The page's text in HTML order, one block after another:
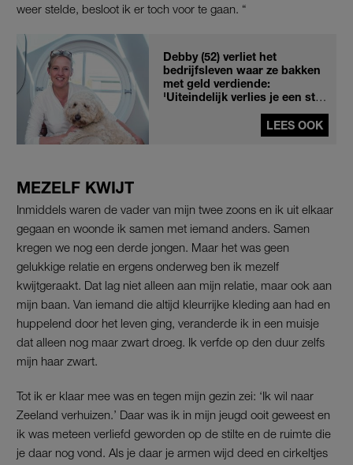
weer stelde, besloot ik er toch voor te gaan. “
Debby (52) verliet het
bedrijfsleven waar ze bakken
met geld verdiende:
'Uiteindelijk verlies je een stuk
LEES OOK
MEZELF KWIJT
Inmiddels waren de vader van mijn twee zoons en ik uit elkaar
gegaan en woonde ik samen met iemand anders. Samen
kregen we nog een derde jongen. Maar het was geen
gelukkige relatie en ergens onderweg ben ik mezelf
kwijtgeraakt. Dat lag niet alleen aan mijn relatie, maar ook aan
mijn baan. Van iemand die altijd kleurrijke kleding aan had en
huppelend door het leven ging, veranderde ik in een muisje
dat alleen nog maar zwart droeg. Ik verfde op den duur zelfs
mijn haar zwart.
Tot ik er klaar mee was en tegen mijn gezin zei: ‘Ik wil naar
Zeeland verhuizen.’ Daar was ik in mijn jeugd ooit geweest en
ik was meteen verliefd geworden op de stilte en de ruimte die
je daar nog vond. Als je daar je armen wijd deed en cirkeltjes